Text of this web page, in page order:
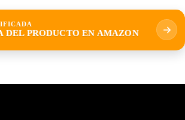
DEL PRODUCTO EN AMAZON